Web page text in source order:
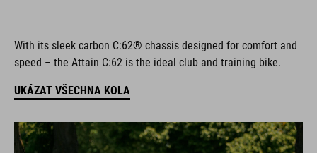
With its sleek carbon C:62® chassis designed for comfort and
speed – the Attain C:62 is the ideal club and training bike.
UKÁZAT VŠECHNA KOLA